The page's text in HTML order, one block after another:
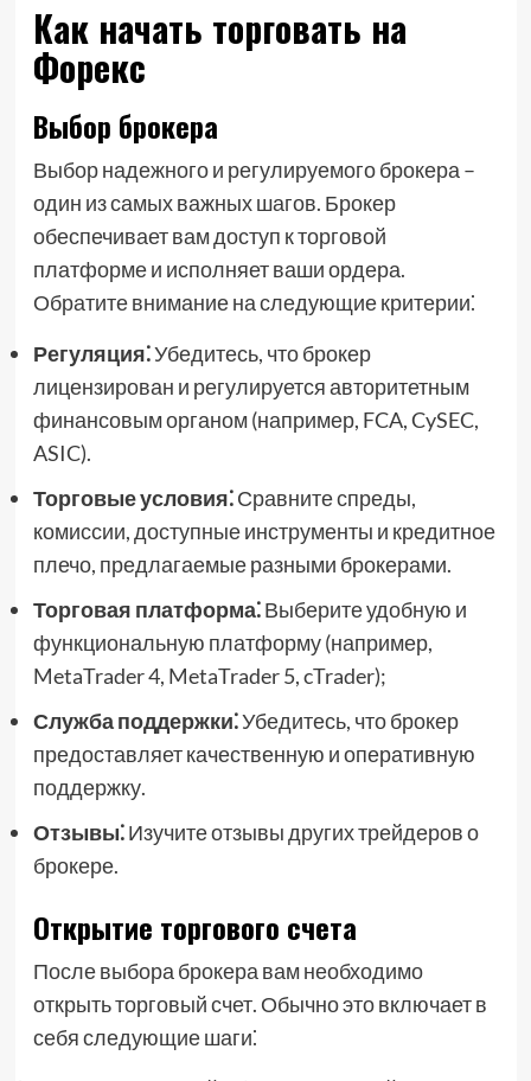
Как начать торговать на
Форекс
Выбор брокера
Выбор надежного и регулируемого брокера –
один из самых важных шагов. Брокер
обеспечивает вам доступ к торговой
платформе и исполняет ваши ордера.
Обратите внимание на следующие критерии⁚
Регуляция⁚Убедитесь, что брокер
лицензирован и регулируется авторитетным
финансовым органом (например, FCA, CySEC,
ASIC).
Торговые условия⁚Сравните спреды,
комиссии, доступные инструменты и кредитное
плечо, предлагаемые разными брокерами.
Торговая платформа⁚Выберите удобную и
функциональную платформу (например,
MetaTrader 4, MetaTrader 5, cTrader);
Служба поддержки⁚Убедитесь, что брокер
предоставляет качественную и оперативную
поддержку.
Отзывы⁚Изучите отзывы других трейдеров о
брокере.
Открытие торгового счета
После выбора брокера вам необходимо
открыть торговый счет. Обычно это включает в
себя следующие шаги⁚